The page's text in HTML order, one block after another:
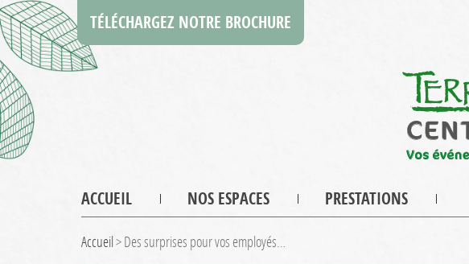
TÉLÉCHARGEZ NOTRE BROCHURE
ACCUEIL NOS ESPACES PRESTATIONS
Accueil>Des surprises pour vos employés…